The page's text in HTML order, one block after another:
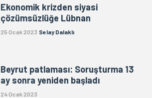
Ekonomik krizden siyasi
çözümsüzlüğe Lübnan
25 Ocak 2023 Selay Dalaklı
Beyrut patlaması: Soruşturma 13
ay sonra yeniden başladı
24 Ocak 2023